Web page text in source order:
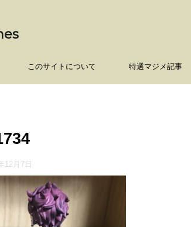
このサイトについて 特選マジメ記事
12月7日